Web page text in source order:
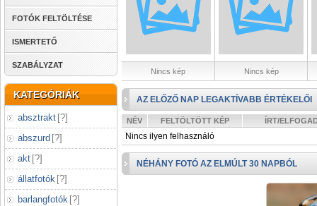
FOTÓK FELTÖLTÉSE
ISMERTETŐ
SZABÁLYZAT
KATEGÓRIÁK
absztrakt [?]
abszurd [?]
akt [?]
állatfotók [?]
barlangfotók [?]
Nincs kép Nincs kép
AZ ELŐZŐ NAP LEGAKTÍVABB ÉRTÉKELŐI
NÉV FELTÖLTÖTT KÉP ÍRT/
Nincs ilyen felhasználó
NÉHÁNY FOTÓ AZ ELMÚLT 30 NAPBÓL